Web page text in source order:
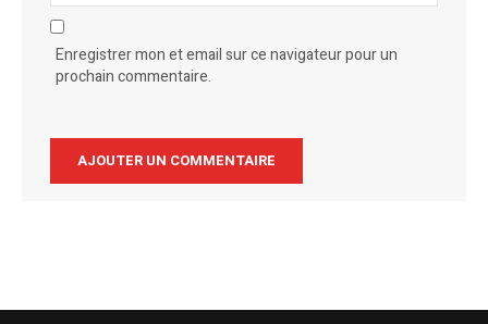
Enregistrer mon et email sur ce navigateur pour un
prochain commentaire.